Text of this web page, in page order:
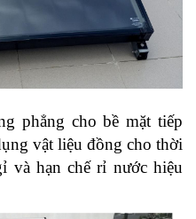
phẳng cho bề mặt tiếp
vật liệu đồng cho thời
và hạn chế rỉ nước hiệu